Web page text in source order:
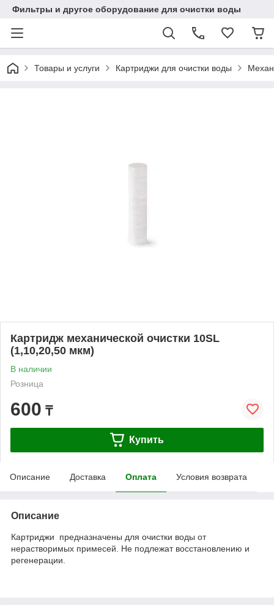
Фильтры и другое оборудование для очистки воды
Товары и услуги Картриджи для очистки воды
Картридж механической очистки 10SL
(1,10,20,50 мкм)
В наличии
Розница
600 ₸
Купить
Описание Доставка Оплата Условия возврата
Описание
Картриджи предназначены для очистки воды от
нерастворимых примесей. Не подлежат восстановлению и
регенерации.